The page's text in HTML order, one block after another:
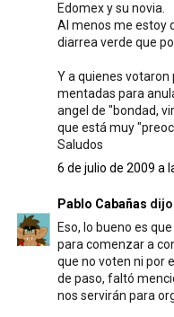
Edomex y su novia.
Al menos me estoy
diarrea verde que
Y a quienes votaron
mentadas para
angel de "bondad,
que está muy
Saludos
6 de julio de 2009 a
Pablo Cabañas
Eso, lo bueno es
para comenzar a
que no voten ni por
de paso, faltó
nos servirán para